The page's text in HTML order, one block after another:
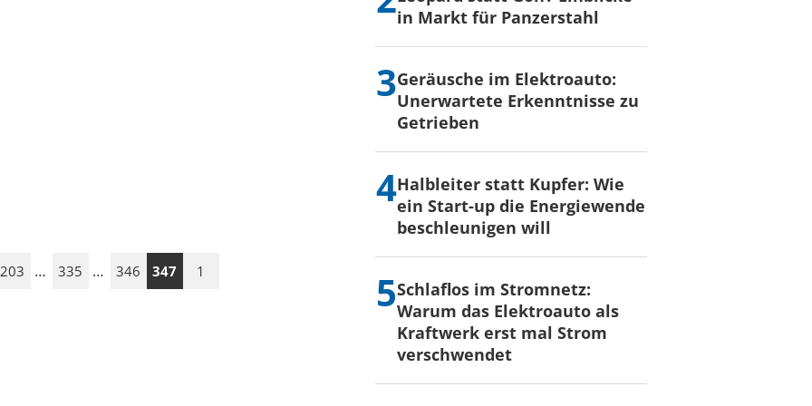
203 … 335 … 346 347 1
in Markt für Panzerstahl
Geräusche im Elektroauto:
Unerwartete Erkenntnisse zu
Getrieben
Halbleiter statt Kupfer: Wie
ein Start-up die Energiewende
beschleunigen will
Schlaflos im Stromnetz:
Warum das Elektroauto als
Kraftwerk erst mal Strom
verschwendet